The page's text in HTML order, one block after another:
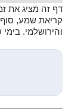
דף זה מציג את
קריאת שמע, סוף
והירושלמי.